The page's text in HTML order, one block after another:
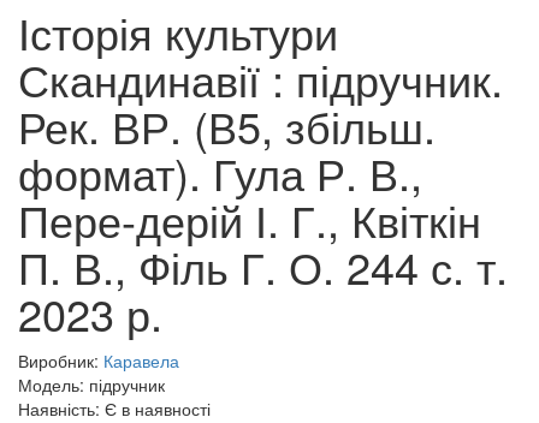
Історія культури
Скандинавії : підручник.
Рек. ВР. (В5, збільш.
формат). Гула Р. В.,
Пере-дерій І. Г., Квіткін
П. В., Філь Г. О. 244 с. т.
2023 р.
Виробник: Каравела
Модель: підручник
Наявність: Є в наявності